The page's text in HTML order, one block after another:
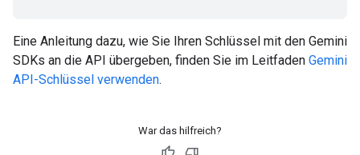
Eine Anleitung dazu, wie Sie Ihren Schlüssel mit den Gemini
SDKs an die API übergeben, finden Sie im Leitfaden Gemini
API-Schlüssel verwenden.
War das hilfreich?